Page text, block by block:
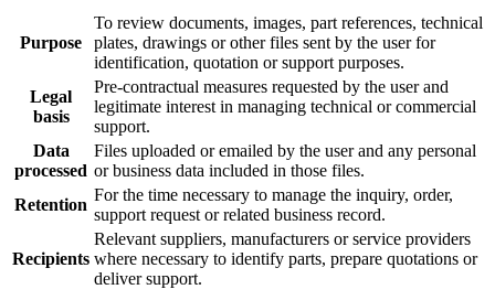
Purpose
To review documents, images, part references, technical
plates, drawings or other files sent by the user for
identification, quotation or support purposes.
Legal
basis
Pre-contractual measures requested by the user and
legitimate interest in managing technical or commercial
support.
Data
processed
Files uploaded or emailed by the user and any personal
or business data included in those files.
Retention
For the time necessary to manage the inquiry, order,
support request or related business record.
Recipients
Relevant suppliers, manufacturers or service providers
where necessary to identify parts, prepare quotations or
deliver support.